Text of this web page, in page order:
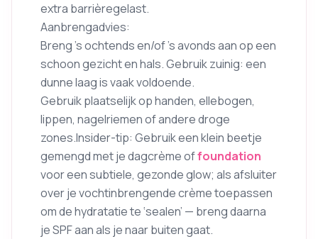
extra barrièregelast.
Aanbrengadvies:
Breng ’s ochtends en/of ’s avonds aan op een
schoon gezicht en hals. Gebruik zuinig: een
dunne laag is vaak voldoende.
Gebruik plaatselijk op handen, ellebogen,
lippen, nagelriemen of andere droge
zones.Insider-tip: Gebruik een klein beetje
gemengd met je dagcrème offoundation
voor een subtiele, gezonde glow; als afsluiter
over je vochtinbrengende crème toepassen
om de hydratatie te ‘sealen’ — breng daarna
je SPF aan als je naar buiten gaat.